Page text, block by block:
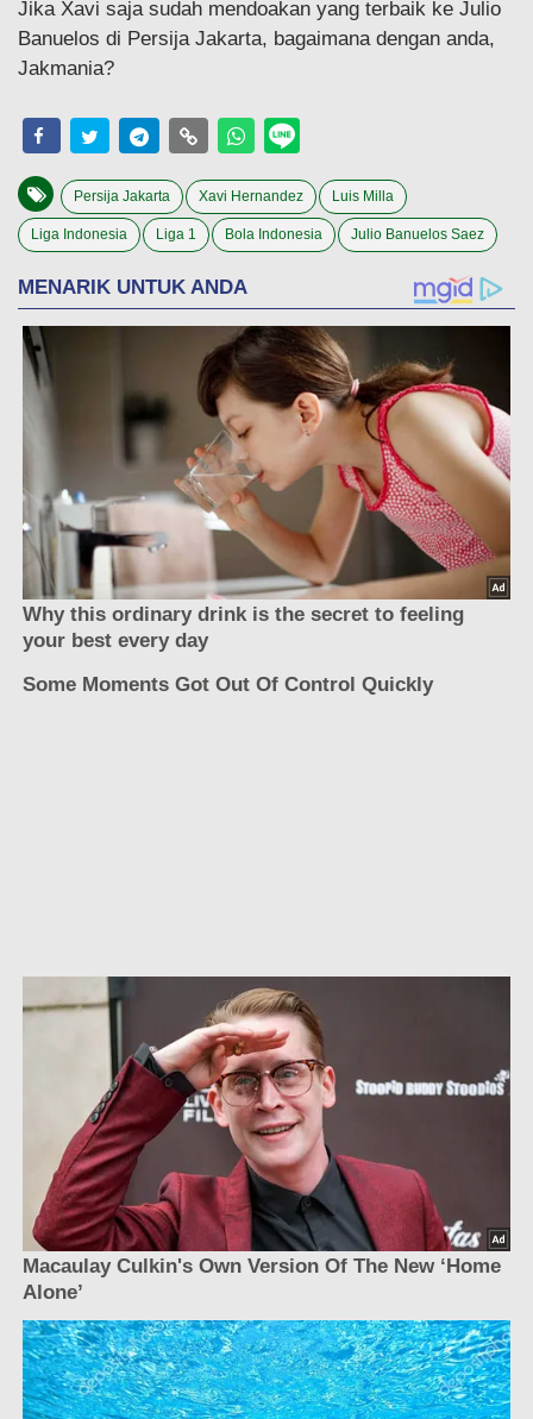
Jika Xavi saja sudah mendoakan yang terbaik ke Julio
Banuelos di Persija Jakarta, bagaimana dengan anda,
Jakmania?
Persija Jakarta Xavi Hernandez Luis Milla
Liga Indonesia Liga 1 Bola Indonesia Julio Banuelos Saez